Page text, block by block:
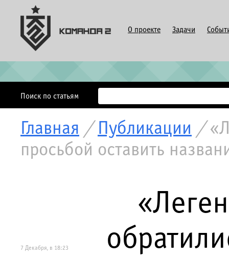
О проекте Задачи
Поиск по статьям
Главная / Публикации /
просьбой оставить
7 Декабря, в 18:23